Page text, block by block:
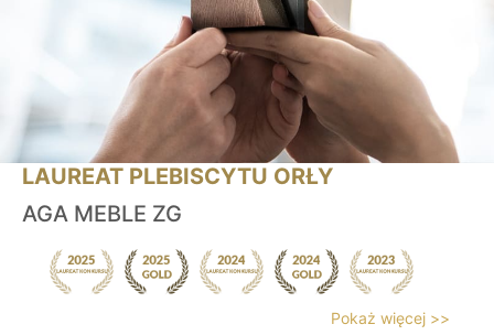
LAUREAT PLEBISCYTU ORŁY
AGA MEBLE ZG
Pokaż więcej >>